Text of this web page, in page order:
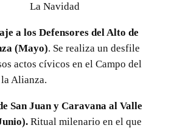
La Navidad
a los Defensores del Alto de
(Mayo). Se realiza un desfile
actos cívicos en el Campo del
Alianza.
San Juan y Caravana al Valle
Ritual milenario en el que